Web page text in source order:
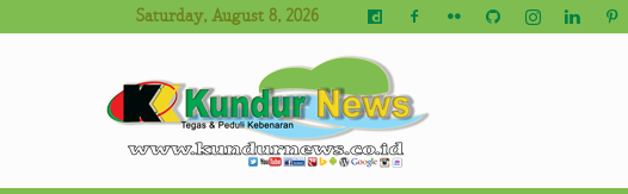
Saturday, August 8, 2026